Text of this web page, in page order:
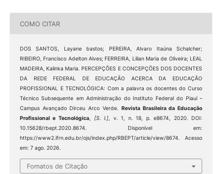
COMO CITAR
DOS SANTOS, Layane bastos; PEREIRA, Alvaro Itaúna Schalcher;
RIBEIRO, Francisco Adelton Alves; FERREIRA, Lilian Maria de Oliveira; LEAL
MADEIRA, Kalinka Maria. PERCEPÇÕES E CONCEPÇÕES DOS DOCENTES
DA REDE FEDERAL DE EDUCAÇÃO ACERCA DA EDUCAÇÃO
PROFISSIONAL E TECNOLÓGICA: Com a palavra os docentes do Curso
Técnico Subsequente em Administração do Instituto Federal do Piauí –
Campus Avançado Dirceu Arco Verde. Revista Brasileira da Educação
Profissional e Tecnológica, [S. l.], v. 1, n. 18, p. e8674, 2020. DOI:
10.15628/rbept.2020.8674. Disponível em:
https://www2.ifrn.edu.br/ojs/index.php/RBEPT/article/view/8674. Acesso
em: 7 ago. 2026.
Fomatos de Citação